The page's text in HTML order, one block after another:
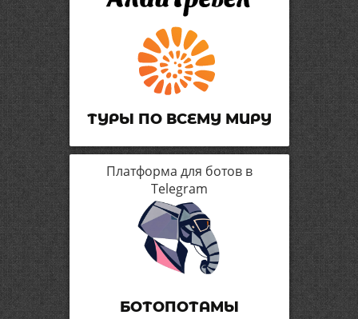
ТУРЫ ПО ВСЕМУ МИРУ
Платформа для ботов в
Telegram
БОТОПОТАМЫ